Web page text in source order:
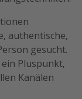
authentische,
gesucht.
Pluspunkt,
Kanälen